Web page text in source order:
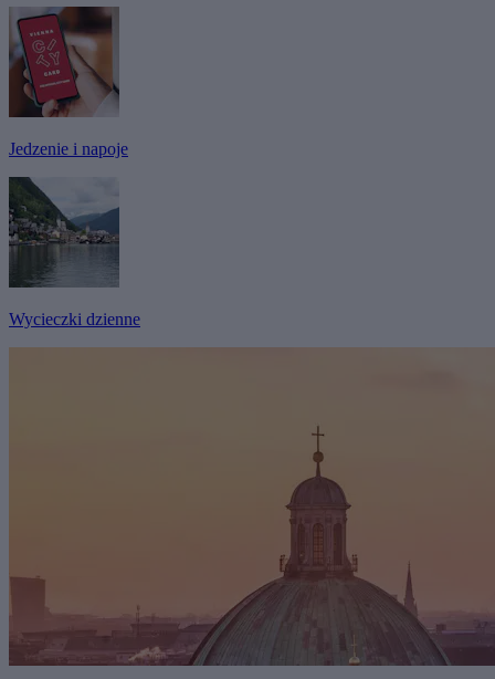
Jedzenie i napoje
Wycieczki dzienne